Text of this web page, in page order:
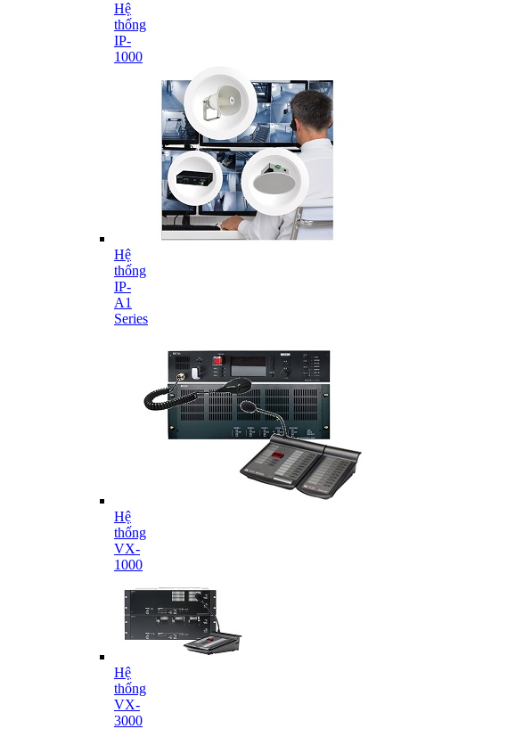
Hệ
thống
IP-
1000
Hệ
thống
IP-
A1
Series
Hệ
thống
VX-
1000
Hệ
thống
VX-
3000